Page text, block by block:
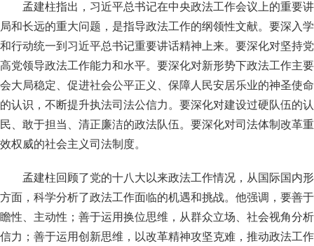
孟建柱指出，习近平总书记在中央政法工作会议上的重要
局和长远的重大问题，是指导政法工作的纲领性文献。要深入
和行动统一到习近平总书记重要讲话精神上来。要深化对坚持
高党领导政法工作能力和水平。要深化对新形势下政法工作主
会大局稳定、促进社会公平正义、保障人民安居乐业的神圣使
的认识，不断提升执法司法公信力。要深化对建设过硬队伍的
民、敢于担当、清正廉洁的政法队伍。要深化对司法体制改革
效权威的社会主义司法制度。
孟建柱回顾了党的十八大以来政法工作情况，从国际国内
方面，科学分析了政法工作面临的机遇和挑战。他强调，要善
瞻性、主动性；善于运用换位思维，从群众立场、社会视角分
信力；善于运用创新思维，以改革精神攻坚克难，推动政法工